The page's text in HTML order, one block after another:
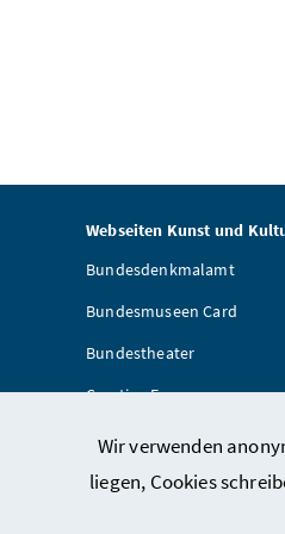
Wir verwenden
liegen, Cookies
Webseiten Kunst und
Bundesdenkmalamt
Bundesmuseen Card
Bundestheater
Creative Europe
Artothek
Provenienzforschung